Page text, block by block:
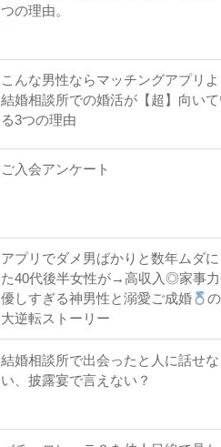
つの理由。
こんな男性ならマッチングアプリよ
結婚相談所での婚活が【超】向いて
る3つの理由
ご入会アンケート
アプリでダメ男ばかりと数年ムダに
た40代後半女性が→高収入◎家事
優しすぎる神男性と溺愛ご成婚
の
大逆転ストーリー
結婚相談所で出会ったと人に話せな
い、披露宴で言えない？